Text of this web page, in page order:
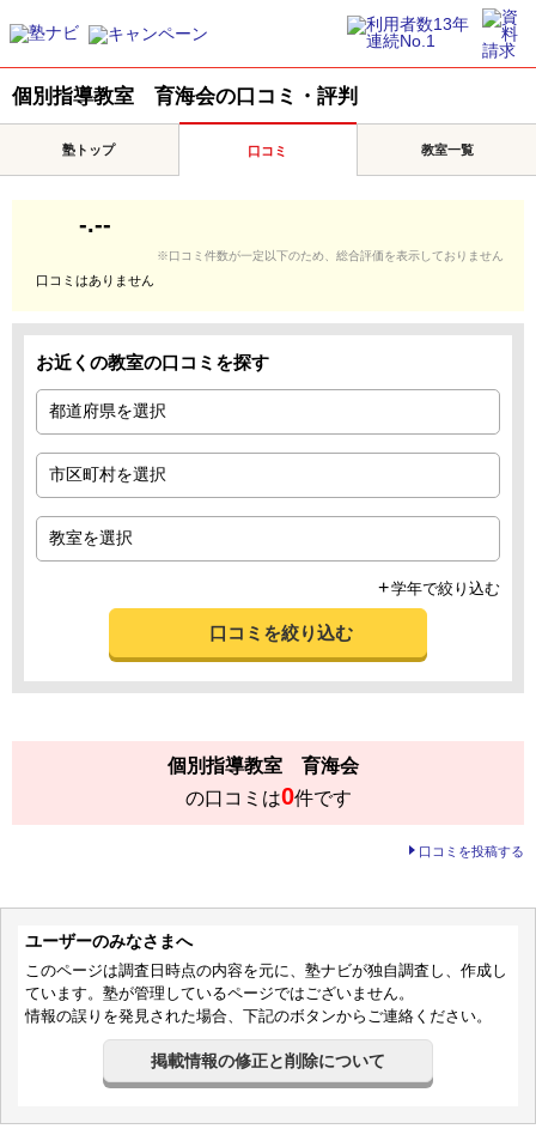
個別指導教室 育海会の口コミ・評判
塾トップ 口コミ 教室一覧
-.--
口コミはありません
※口コミ件数が一定以下のため、総合評価を表示しておりません
お近くの教室の口コミを探す
学年で絞り込む
口コミを絞り込む
個別指導教室 育海会
の口コミは0件です
口コミを投稿する
ユーザーのみなさまへ
このページは調査日時点の内容を元に、塾ナビが独自調査し、作成し
ています。塾が管理しているページではございません。
情報の誤りを発見された場合、下記のボタンからご連絡ください。
掲載情報の修正と削除について